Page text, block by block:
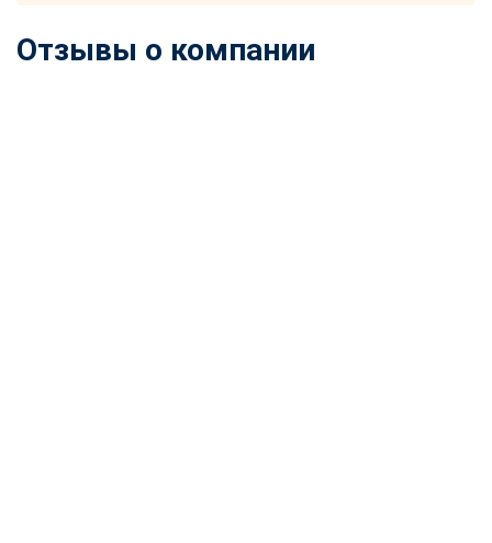
Отзывы о компании